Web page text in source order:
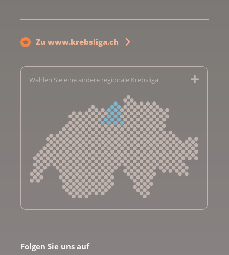
Zu www.krebsliga.ch
Wählen Sie eine andere regionale Krebsliga
Krebsliga Bern
Folgen Sie uns auf